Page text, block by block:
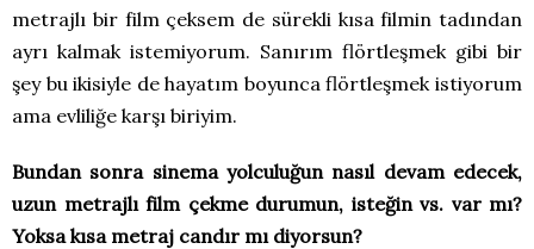
metrajlı bir film çeksem de sürekli kısa filmin tadından
ayrı kalmak istemiyorum. Sanırım flörtleşmek gibi bir
şey bu ikisiyle de hayatım boyunca flörtleşmek istiyorum
ama evliliğe karşı biriyim.
Bundan sonra sinema yolculuğun nasıl devam edecek,
uzun metrajlı film çekme durumun, isteğin vs. var mı?
Yoksa kısa metraj candır mı diyorsun?